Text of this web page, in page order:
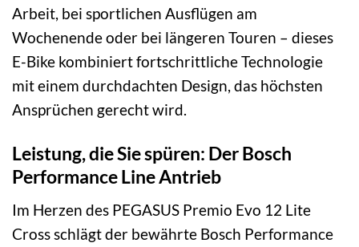
Arbeit, bei sportlichen Ausflügen am
Wochenende oder bei längeren Touren – dieses
E-Bike kombiniert fortschrittliche Technologie
mit einem durchdachten Design, das höchsten
Ansprüchen gerecht wird.
Leistung, die Sie spüren: Der Bosch
Performance Line Antrieb
Im Herzen des PEGASUS Premio Evo 12 Lite
Cross schlägt der bewährte Bosch Performance